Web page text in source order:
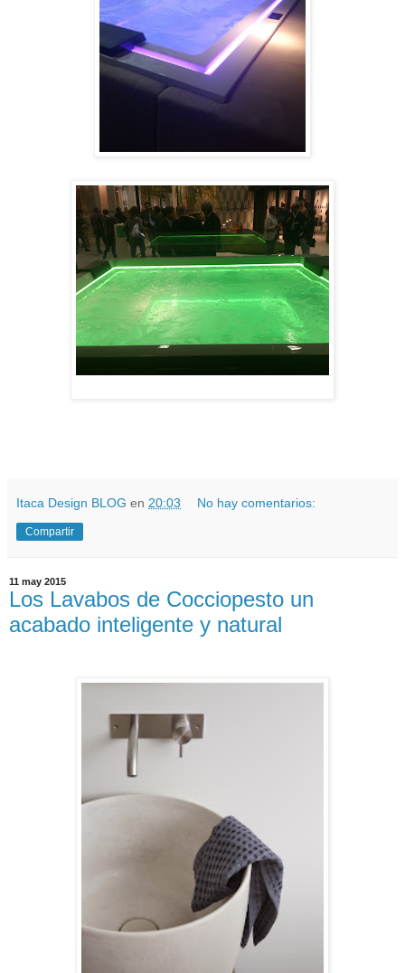
Itaca Design BLOG en 20:03 No hay comentarios:
Compartir
11 may 2015
Los Lavabos de Cocciopesto un
acabado inteligente y natural